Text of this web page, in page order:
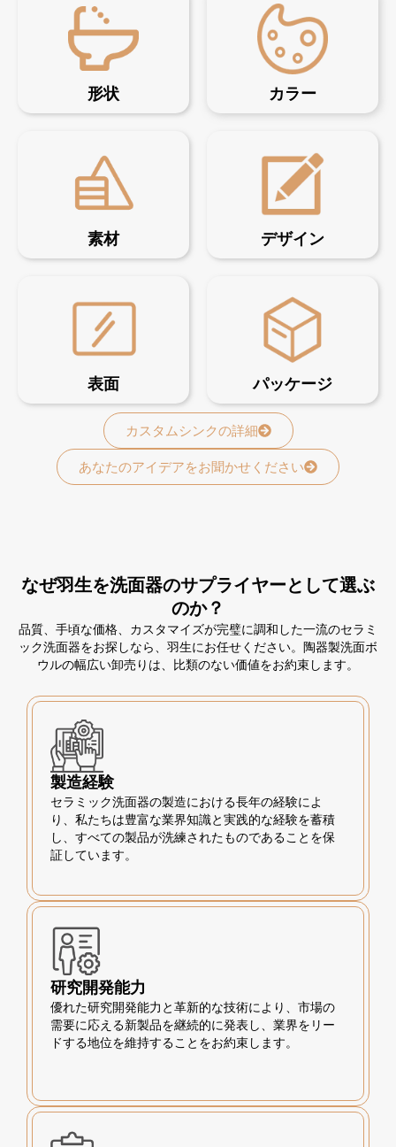
形状 カラー
素材 デザイン
表面 パッケージ
カスタムシンクの詳細
あなたのアイデアをお聞かせください
なぜ羽生を洗面器のサプライヤーとして選ぶ
のか？
品質、手頃な価格、カスタマイズが完璧に調和した一流のセラミ
ック洗面器をお探しなら、羽生にお任せください。陶器製洗面ボ
ウルの幅広い卸売りは、比類のない価値をお約束します。
製造経験
セラミック洗面器の製造における長年の経験によ
り、私たちは豊富な業界知識と実践的な経験を蓄積
し、すべての製品が洗練されたものであることを保
証しています。
研究開発能力
優れた研究開発能力と革新的な技術により、市場の
需要に応える新製品を継続的に発表し、業界をリー
ドする地位を維持することをお約束します。